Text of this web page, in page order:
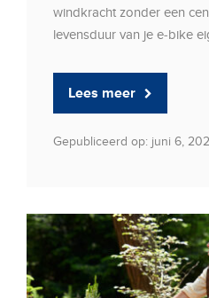
windkracht zonder een
levensduur van je e-bike
Lees meer
Gepubliceerd op: juni 6,